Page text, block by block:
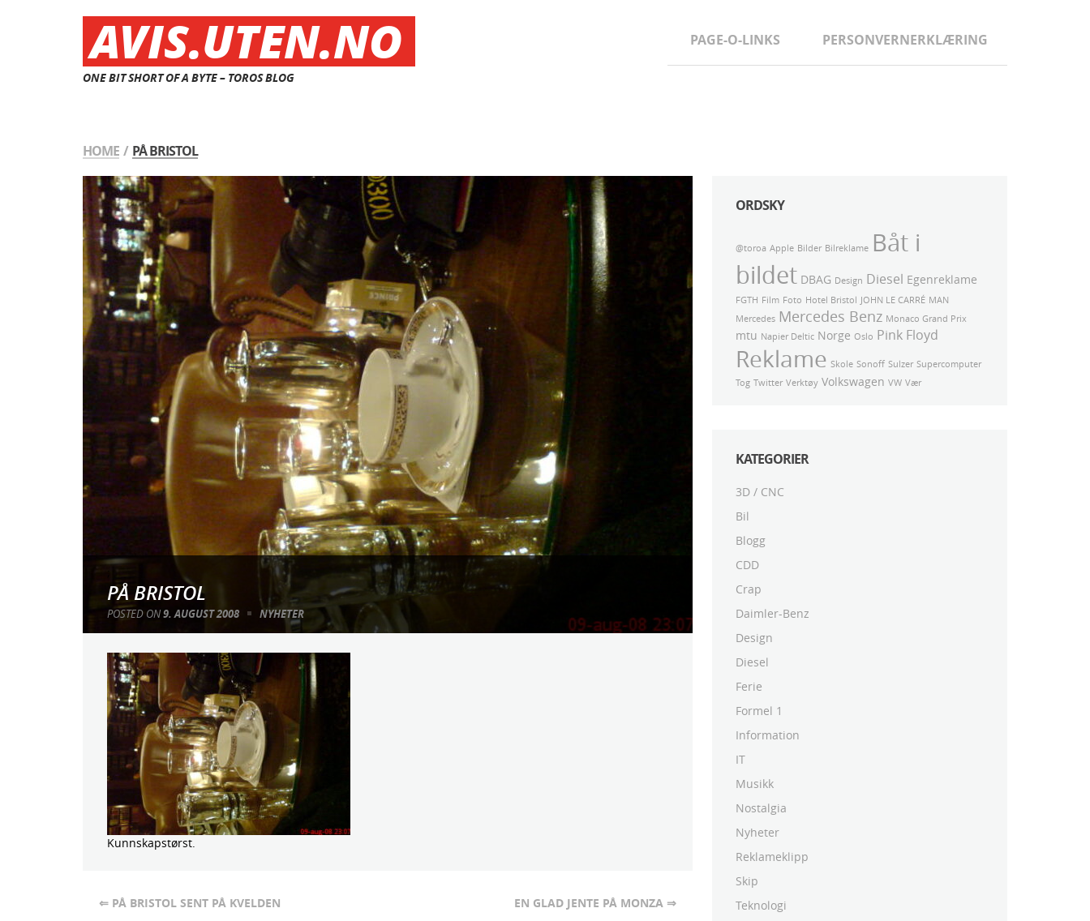
AVIS.UTEN.NO
ONE BIT SHORT OF A BYTE – TOROS BLOG
PAGE-O-LINKS PERSONVERNERKLÆRING
HOME / PÅ BRISTOL
PÅ BRISTOL
POSTED ON9. AUGUST 2008 NYHETER
Kunnskapstørst.
⇐ PÅ BRISTOL SENT PÅ KVELDEN EN GLAD JENTE PÅ MONZA ⇒
ORDSKY
@toroa Apple Bilder Bilreklame Båt i
bildet DBAG Design Diesel Egenreklame
FGTH Film Foto Hotel Bristol JOHN LE CARRÉ MAN
Mercedes Mercedes Benz Monaco Grand Prix
mtu Napier Deltic Norge Oslo Pink Floyd
Reklame Skole Sonoff Sulzer Supercomputer
Tog Twitter Verktøy Volkswagen VW Vær
KATEGORIER
3D / CNC
Bil
Blogg
CDD
Crap
Daimler-Benz
Design
Diesel
Ferie
Formel 1
Information
IT
Musikk
Nostalgia
Nyheter
Reklameklipp
Skip
Teknologi